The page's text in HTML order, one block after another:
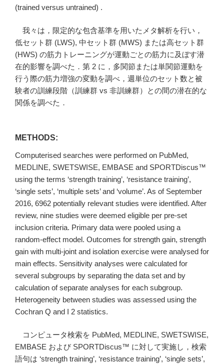
(trained versus untrained) .
我々は，限定的な包含基準を用いたメタ解析を行い，
低セット群 (LWS), 中セット群 (MWS) または高セット群
(HWS) の筋力トレーニングが運動ごとの筋力に及ぼす潜
在的影響を調べた．第 2 に，多関節または単関節運動を
行う際の筋力増強の変動を調べ，週単位のセット数と被
験者の訓練段階（訓練群 vs 非訓練群）との間の潜在的な
関係を調べた．
METHODS:
Computerised searches were performed on PubMed,
MEDLINE, SWETSWISE, EMBASE and SPORTDiscus™
using the terms ‘strength training’, ‘resistance training’,
‘single sets’, ‘multiple sets’ and ‘volume’. As of September
2016, 6962 potentially relevant studies were identified. After
review, nine studies were deemed eligible per pre-set
inclusion criteria. Primary data were pooled using a
random-effect model. Outcomes for strength gain, strength
gain with multi-joint and isolation exercise were analysed for
main effects. Sensitivity analyses were calculated for
several subgroups by separating the data set and by
calculation of separate analyses for each subgroup.
Heterogeneity between studies was assessed using the
Cochran Q and I 2 statistics.
コンピュータ検索を PubMed, MEDLINE, SWETSWISE,
EMBASE および SPORTDiscus™ に対して実施し，検索
語句は ‘strength training’, ‘resistance training’, ‘single sets’,